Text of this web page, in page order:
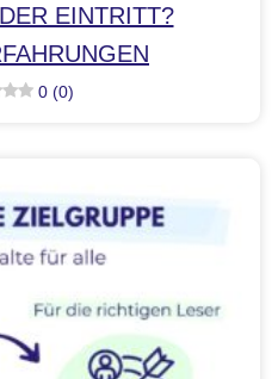
EINTRITT?
0 (0)